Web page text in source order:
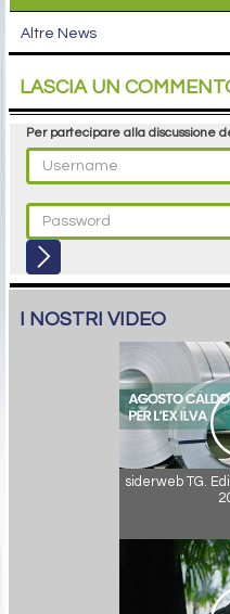
Altre News
LASCIA UN
Per partecipare alla discussione
I NOSTRI VIDEO
siderweb TG.